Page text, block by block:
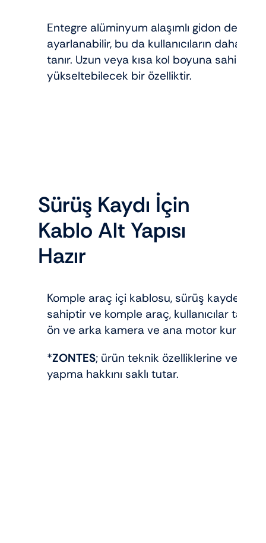
Entegre alüminyum alaşımlı gidon
ayarlanabilir, bu da kullanıcıların daha
tanır. Uzun veya kısa kol boyuna sahip
yükseltebilecek bir özelliktir.
Sürüş Kaydı İçin
Kablo Alt Yapısı
Hazır
Komple araç içi kablosu, sürüş
sahiptir ve komple araç, kullanıcılar
ön ve arka kamera ve ana motor kurulum
*ZONTES; ürün teknik özelliklerine ve
yapma hakkını saklı tutar.